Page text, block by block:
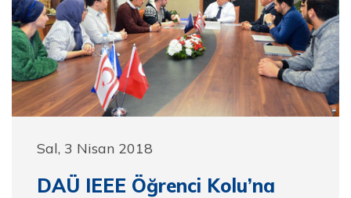
Sal, 3 Nisan 2018
DAÜ IEEE Öğrenci Kolu’na